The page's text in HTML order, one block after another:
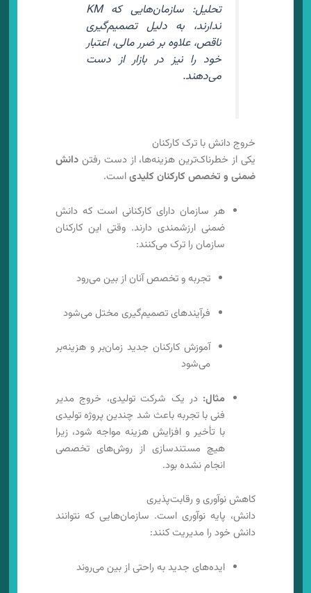
تحلیل: سازمان‌هایی که KM
ندارند، به دلیل تصمیم‌گیری
ناقص، علاوه بر ضرر مالی، اعتبار
خود را نیز در بازار از دست
می‌دهند.
خروج دانش با ترک کارکنان
یکی از خطرناک‌ترین هزینه‌ها، از دست رفتندانش
ضمنی و تخصص کارکنان کلیدیاست.
هر سازمان دارای کارکنانی است که دانش
ضمنی ارزشمندی دارند. وقتی این کارکنان
سازمان را ترک می‌کنند:
تجربه و تخصص آنان از بین می‌رود
فرآیندهای تصمیم‌گیری مختل می‌شود
آموزش کارکنان جدید زمان‌بر و هزینه‌بر
می‌شود
مثال: در یک شرکت تولیدی، خروج مدیر
فنی با تجربه باعث شد چندین پروژه تولیدی
با تأخیر و افزایش هزینه مواجه شود، زیرا
هیچ مستندسازی از روش‌های تخصصی
انجام نشده بود.
کاهش نوآوری و رقابت‌پذیری
دانش، پایه نوآوری است. سازمان‌هایی که نتوانند
دانش خود را مدیریت کنند:
ایده‌های جدید به راحتی از بین می‌روند